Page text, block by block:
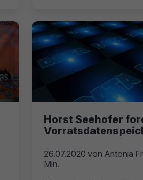
Horst Seehofer
26.07.2020 von Antonia
Min.